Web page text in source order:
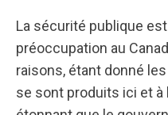
La sécurité publique
préoccupation au
raisons, étant donné
se sont produits ici et à